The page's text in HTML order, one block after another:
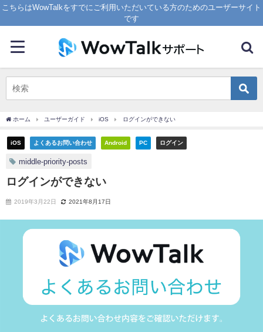
こちらはWowTalkをすでにご利用いただいている方のためのユーザーサイト
です
ホーム ユーザーガイド iOS ログインができない
iOS よくあるお問い合わせ Android PC ログイン
middle-priority-posts
ログインができない
2019年3月22日 2021年8月17日